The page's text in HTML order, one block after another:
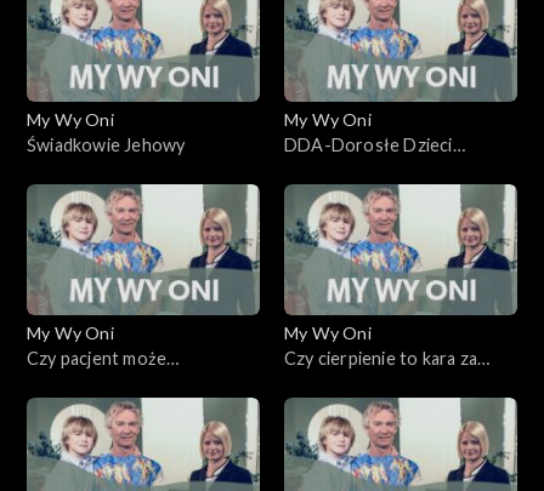
My Wy Oni
Świadkowie Jehowy
My Wy Oni
DDA-Dorosłe Dzieci
My Wy Oni
Czy pacjent może
śmierci?
My Wy Oni
Czy cierpienie to kara za